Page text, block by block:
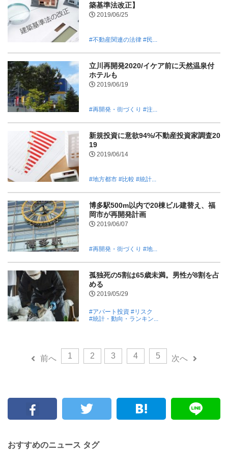
築基準法改正】
2019/06/25
#不動産関連の法律 #民...
立川再開発2020/イケア前に天然温泉付
ホテルも
2019/06/19
#再開発・街づくり #注...
新規投資に意欲94%/不動産投資家調査20
19
2019/06/14
#地方都市 #比較 #統計...
博多駅500m以内で20棟ビル建替え、福
岡市が再開発計画
2019/06/07
#再開発・街づくり #地...
孤独死の5割は65歳未満。男性が8割を占
める
2019/05/29
#アパート投資 #リスク
#統計・動向・ランキン...
前へ 1 2 3 4 5 次へ
おすすめのニュース タグ